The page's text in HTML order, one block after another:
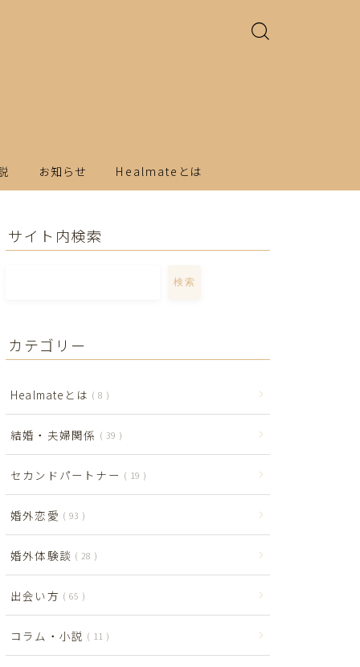
お知らせ Healmateとは
サイト内検索
検索
カテゴリー
Healmateとは 8
結婚・夫婦関係 39
セカンドパートナー 19
婚外恋愛 93
婚外体験談 28
出会い方 65
コラム・小説 11